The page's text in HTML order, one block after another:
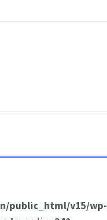
public_html/v15/wp-